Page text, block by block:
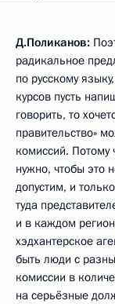
Д.Поликанов:
радикальное
по русскому
курсов пусть
говорить, то
правительство»
комиссий. Потому
нужно, чтобы это
допустим, и
туда
и в каждом
хэдхантерское
быть люди с
комиссии в
на серьёзные